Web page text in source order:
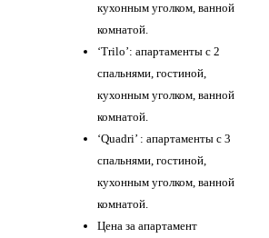
кухонным уголком, ванной
комнатой.
‘Trilo’: апартаменты с 2
спальнями, гостиной,
кухонным уголком, ванной
комнатой.
‘Quadri’ : апартаменты с 3
спальнями, гостиной,
кухонным уголком, ванной
комнатой.
Цена за апартамент